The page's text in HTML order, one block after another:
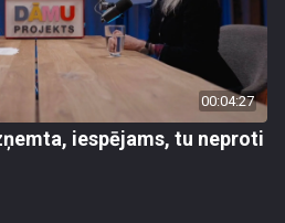
00:04:27
iespējams, tu neproti